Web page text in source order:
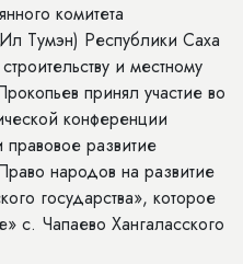
комитета
Тумэн) Республики Саха
и местному
принял участие во
конференции
развитие
народов на развитие
государства», которое
с. Чапаево Хангаласского